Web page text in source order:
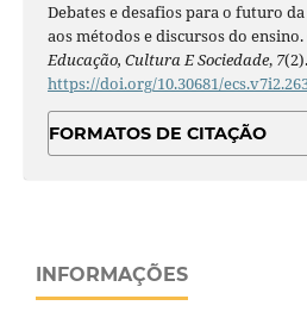
Debates e desafios para o futuro
aos métodos e discursos do
Educação, Cultura E Sociedade, 7(2).
https://doi.org/10.30681/
FORMATOS DE CITAÇÃO
INFORMAÇÕES